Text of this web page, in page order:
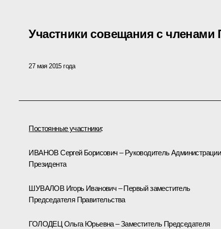
Участники совещания с членами
27 мая 2015 года
Постоянные участники:
ИВАНОВ Сергей Борисович – Руководитель Администрации
Президента
ШУВАЛОВ Игорь Иванович – Первый заместитель
Председателя Правительства
ГОЛОДЕЦ Ольга Юрьевна – Заместитель Председателя